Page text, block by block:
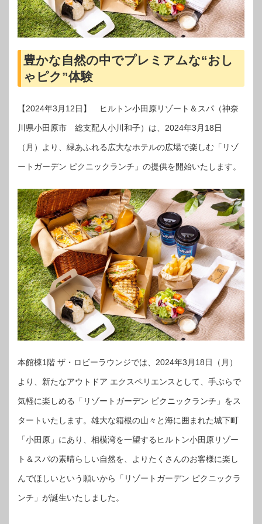
豊かな自然の中でプレミアムな“おし
ゃピク”体験
【2024年3月12日】 ヒルトン小田原リゾート＆スパ（神奈
川県小田原市 総支配人小川和子）は、2024年3月18日
（月）より、緑あふれる広大なホテルの広場で楽しむ「リゾ
ートガーデン ピクニックランチ」の提供を開始いたします。
本館棟1階 ザ・ロビーラウンジでは、2024年3月18日（月）
より、新たなアウトドア エクスペリエンスとして、手ぶらで
気軽に楽しめる「リゾートガーデン ピクニックランチ」をス
タートいたします。雄大な箱根の山々と海に囲まれた城下町
「小田原」にあり、相模湾を一望するヒルトン小田原リゾー
ト＆スパの素晴らしい自然を、よりたくさんのお客様に楽し
んでほしいという願いから「リゾートガーデン ピクニックラ
ンチ」が誕生いたしました。